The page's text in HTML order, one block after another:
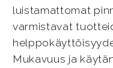
luistamattomat
varmistavat
Mukavuus ja